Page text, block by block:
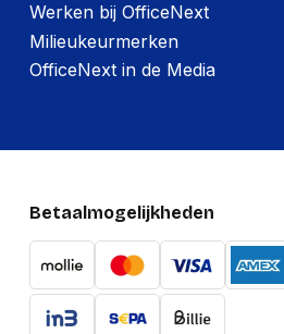
Maximaal
draagvermogen (per
display/scherm)
Verpakking
Diepte verpakking
300 mm
Hoogte verpakking
Werken bij OfficeNext
Milieukeurmerken
OfficeNext in de Media
Betaalmogelijkheden